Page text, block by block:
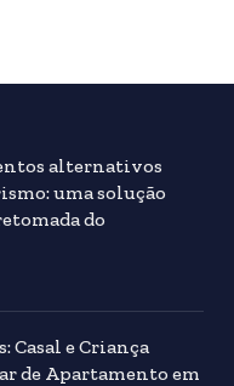
alternativos
uma solução
do
Casal e Criança
de Apartamento em